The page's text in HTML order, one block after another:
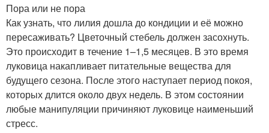
Пора или не пора
Как узнать, что лилия дошла до кондиции и её можно
пересаживать? Цветочный стебель должен засохнуть.
Это происходит в течение 1–1,5 месяцев. В это время
луковица накапливает питательные вещества для
будущего сезона. После этого наступает период покоя,
которых длится около двух недель. В этом состоянии
любые манипуляции причиняют луковице наименьший
стресс.